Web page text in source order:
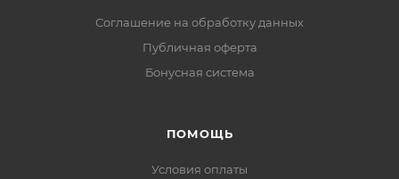
Соглашение на обработку данных
Публичная оферта
Бонусная система
ПОМОЩЬ
Условия оплаты